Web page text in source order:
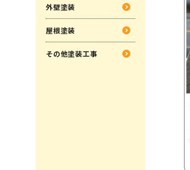
外壁塗装
屋根塗装
その他塗装工事